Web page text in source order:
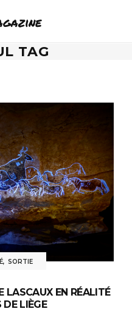
TAG
, SORTIE
LASCAUX EN RÉALITÉ
LIÈGE